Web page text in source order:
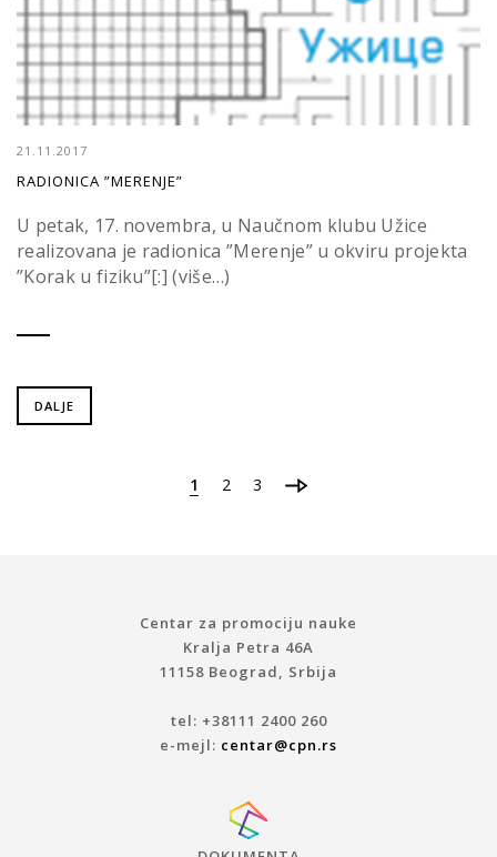
21.11.2017
RADIONICA ”MERENJE”
U petak, 17. novembra, u Naučnom klubu Užice
realizovana je radionica ”Merenje” u okviru projekta
”Korak u fiziku”[:] (više…)
DALJE
1 2 3
Centar za promociju nauke
Kralja Petra 46A
11158 Beograd, Srbija
tel: +38111 2400 260
e-mejl: centar@cpn.rs